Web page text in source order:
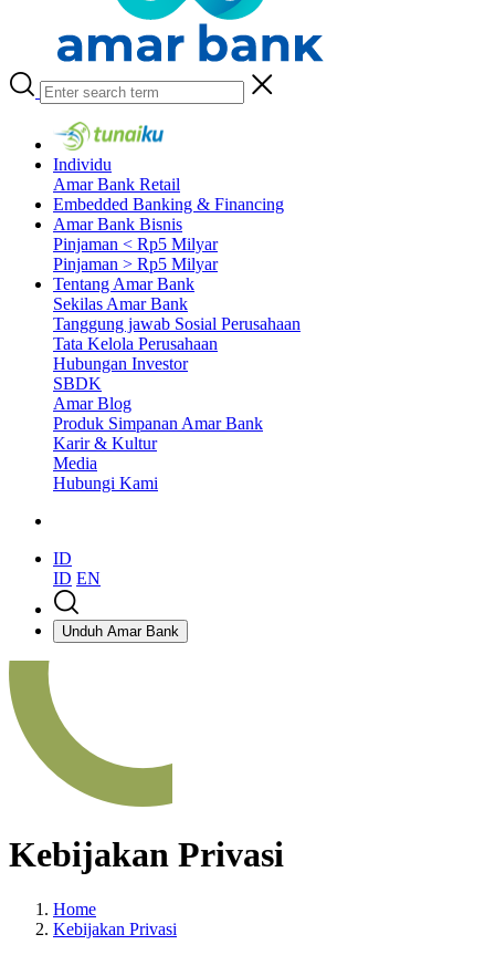
Individu
Amar Bank Retail
Embedded Banking & Financing
Amar Bank Bisnis
Pinjaman < Rp5 Milyar
Pinjaman > Rp5 Milyar
Tentang Amar Bank
Sekilas Amar Bank
Tanggung jawab Sosial Perusahaan
Tata Kelola Perusahaan
Hubungan Investor
SBDK
Amar Blog
Produk Simpanan Amar Bank
Karir & Kultur
Media
Hubungi Kami
ID
ID EN
Unduh Amar Bank
Kebijakan Privasi
Home
Kebijakan Privasi